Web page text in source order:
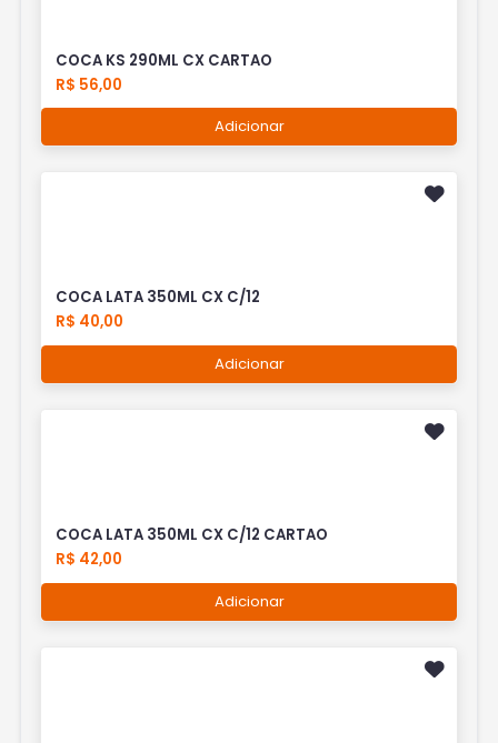
COCA KS 290ML CX CARTAO
R$ 56,00
Adicionar
COCA LATA 350ML CX C/12
R$ 40,00
Adicionar
COCA LATA 350ML CX C/12 CARTAO
R$ 42,00
Adicionar